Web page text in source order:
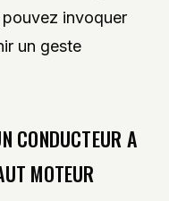
invoquer
un geste
CONDUCTEUR A
MOTEUR